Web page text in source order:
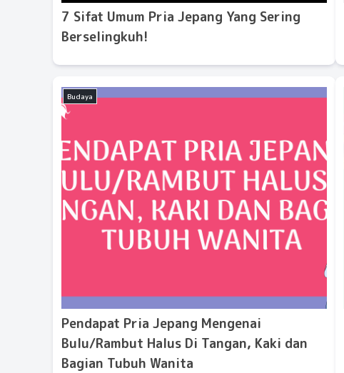
7 Sifat Umum Pria Jepang Yang Sering
Berselingkuh!
Budaya
Pendapat Pria Jepang Mengenai
Bulu/Rambut Halus Di Tangan, Kaki dan
Bagian Tubuh Wanita